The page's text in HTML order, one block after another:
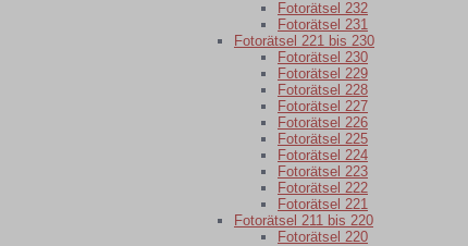
Fotorätsel 232
Fotorätsel 231
Fotorätsel 221 bis 230
Fotorätsel 230
Fotorätsel 229
Fotorätsel 228
Fotorätsel 227
Fotorätsel 226
Fotorätsel 225
Fotorätsel 224
Fotorätsel 223
Fotorätsel 222
Fotorätsel 221
Fotorätsel 211 bis 220
Fotorätsel 220